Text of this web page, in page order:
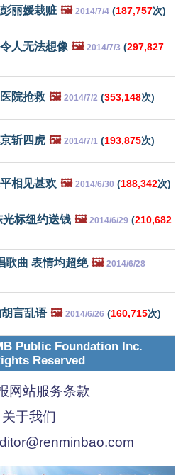
丽媛栽赃 🖼️ 2014/7/4 (187,757次)
人无法想像 🖼️ 2014/7/3 (297,827
院抢救 🖼️ 2014/7/2 (353,148次)
斩四虎 🖼️ 2014/7/1 (193,875次)
相见甚欢 🖼️ 2014/6/30 (188,342次)
标纽约送钱 🖼️ 2014/6/29 (210,682
歌曲 表情均超绝 🖼️ 2014/6/28
言乱语 🖼️ 2014/6/26 (160,715次)
Public Foundation Inc.
Reserved
网站服务条款
关于我们